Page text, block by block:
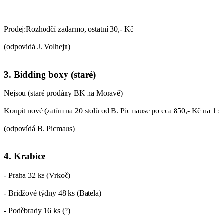
Prodej:Rozhodčí zadarmo, ostatní 30,- Kč
(odpovídá J. Volhejn)
3. Bidding boxy (staré)
Nejsou (staré prodány BK na Moravě)
Koupit nové (zatím na 20 stolů od B. Picmause po cca 850,- Kč na 1
(odpovídá B. Picmaus)
4. Krabice
- Praha 32 ks (Vrkoč)
- Bridžové týdny 48 ks (Batela)
- Poděbrady 16 ks (?)